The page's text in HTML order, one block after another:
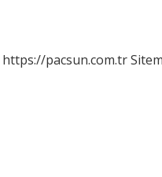
https://pacsun.com.tr